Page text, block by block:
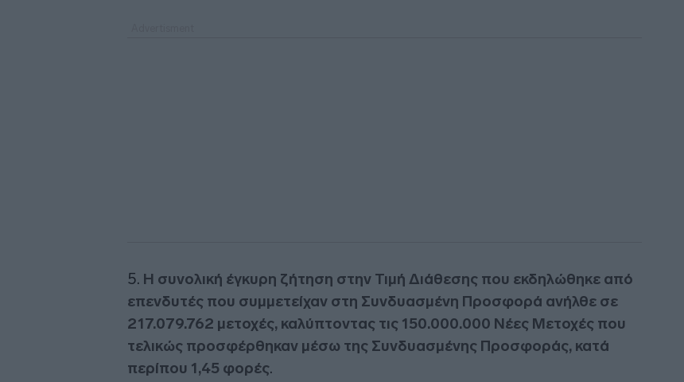
5. Η συνολική έγκυρη ζήτηση στην Τιμή Διάθεσης που εκδηλώθηκε από
επενδυτές που συμμετείχαν στη Συνδυασμένη Προσφορά ανήλθε σε
217.079.762 μετοχές, καλύπτοντας τις 150.000.000 Νέες Μετοχές που
τελικώς προσφέρθηκαν μέσω της Συνδυασμένης Προσφοράς, κατά
περίπου 1,45 φορές.